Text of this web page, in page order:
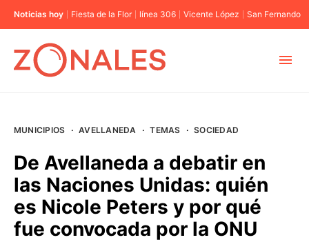
Noticias hoy Fiesta de la Flor línea 306 Vicente López San Fernando
BUENOS AIRES
PROVINCIAS
MUNICIPIOS · AVELLANEDA · TEMAS · SOCIEDAD
De Avellaneda a debatir en
las Naciones Unidas: quién
es Nicole Peters y por qué
fue convocada por la ONU